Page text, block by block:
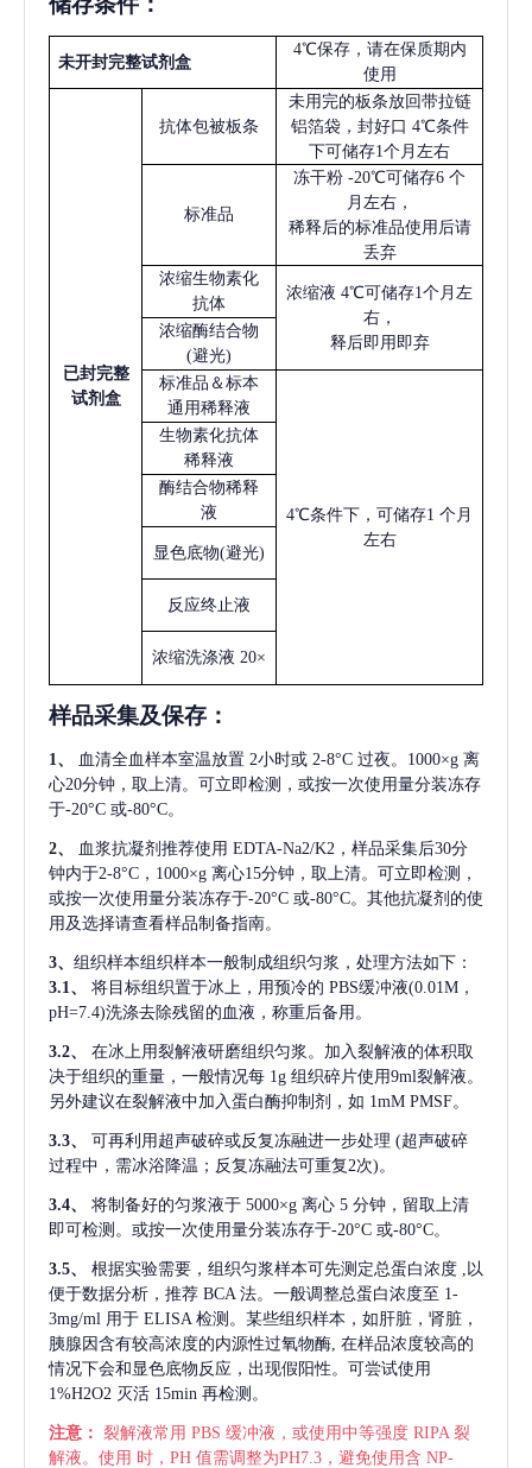
未开封完整试剂盒
4℃保存，请在保质期内
使用
已封完整
试剂盒
抗体包被板条
未用完的板条放回带拉链
铝箔袋，封好口 4℃条件
下可储存1个月左右
标准品
冻干粉 -20℃可储存6 个
月左右，
稀释后的标准品使用后请
丢弃
浓缩生物素化
抗体
浓缩液 4℃可储存1个月左
右，
释后即用即弃
浓缩酶结合物
(避光)
标准品＆标本
通用稀释液
4℃条件下，可储存1 个月
左右
生物素化抗体
稀释液
酶结合物稀释
液
显色底物(避光)
反应终止液
浓缩洗涤液 20×
样品采集及保存 ：
1、 血清全血样本室温放置 2小时或 2-8°C 过夜。1000×g 离
心20分钟，取上清。可立即检测，或按一次使用量分装冻存
于-20°C 或-80°C。
2、 血浆抗凝剂推荐使用 EDTA-Na2/K2，样品采集后30分
钟内于2-8°C，1000×g 离心15分钟，取上清。可立即检测，
或按一次使用量分装冻存于-20°C 或-80°C。其他抗凝剂的使
用及选择请查看样品制备指南。
3、 组织样本组织样本一般制成组织匀浆，处理方法如下：
3.1、
将目标组织置于冰上，用预冷的 PBS缓冲液(0.01M，
pH=7.4)洗涤去除残留的血液，称重后备用。
3.2、
在冰上用裂解液研磨组织匀浆。加入裂解液的体积取
决于组织的重量，一般情况每 1g 组织碎片使用9ml裂解液。
另外建议在裂解液中加入蛋白酶抑制剂，如 1mM PMSF。
3.3、 可再利用超声破碎或反复冻融进一步处理 (超声破碎
过程中，需冰浴降温；反复冻融法可重复2次)。
3.4、 将制备好的匀浆液于 5000×g 离心 5 分钟，留取上清
即可检测。或按一次使用量分装冻存于-20°C 或-80°C。
3.5、 根据实验需要，组织匀浆样本可先测定总蛋白浓度
,以
便于数据分析，推荐 BCA 法。一般调整总蛋白浓度至 1-
3mg/ml 用于 ELISA 检测。某些组织样本，如肝脏，肾脏，
胰腺因含有较高浓度的内源性过氧物酶, 在样品浓度较高的
情况下会和显色底物反应，出现假阳性。可尝试使用
1%H2O2 灭活 15min 再检测。
注意： 裂解液常用 PBS 缓冲液，或使用中等强度 RIPA 裂
解液。使用 时，PH 值需调整为PH7.3，避免使用含 NP-